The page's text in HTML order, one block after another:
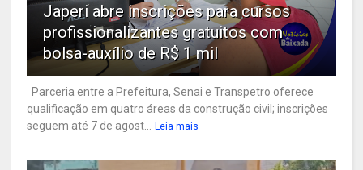
Japeri abre inscrições para cursos
profissionalizantes gratuitos com
bolsa-auxílio de R$ 1 mil
Parceria entre a Prefeitura, Senai e Transpetro oferece
qualificação em quatro áreas da construção civil; inscrições
seguem até 7 de agost...
Leia mais